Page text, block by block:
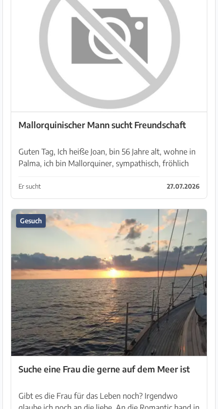
Mallorquinischer Mann sucht Freundschaft
Guten Tag, Ich heiße Joan, bin 56 Jahre alt, wohne in
Palma, ich bin Mallorquiner, sympathisch, fröhlich
Aussehen oder Herkunft egal), für eine gute ...
Er sucht 27.07.2026
Gesuch
Suche eine Frau die gerne auf dem Meer ist
Gibt es die Frau für das Leben noch? Irgendwo